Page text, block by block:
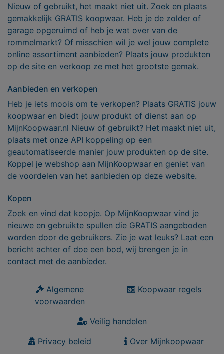
Nieuw of gebruikt, het maakt niet uit. Zoek en plaats
gemakkelijk GRATIS koopwaar. Heb je de zolder of
garage opgeruimd of heb je wat over van de
rommelmarkt? Of misschien wil je wel jouw complete
online assortiment aanbieden? Plaats jouw produkten
op de site en verkoop ze met het grootste gemak.
Aanbieden en verkopen
Heb je iets moois om te verkopen? Plaats GRATIS jouw
koopwaar en biedt jouw produkt of dienst aan op
MijnKoopwaar.nl Nieuw of gebruikt? Het maakt niet uit,
plaats met onze API koppeling op een
geautomatiseerde manier jouw produkten op de site.
Koppel je webshop aan MijnKoopwaar en geniet van
de voordelen van het aanbieden op deze website.
Kopen
Zoek en vind dat koopje. Op MijnKoopwaar vind je
nieuwe en gebruikte spullen die GRATIS aangeboden
worden door de gebruikers. Zie je wat leuks? Laat een
bericht achter of doe een bod, wij brengen je in
contact met de aanbieder.
Algemene
voorwaarden
Koopwaar regels
Veilig handelen
Privacy beleid
Over Mijnkoopwaar